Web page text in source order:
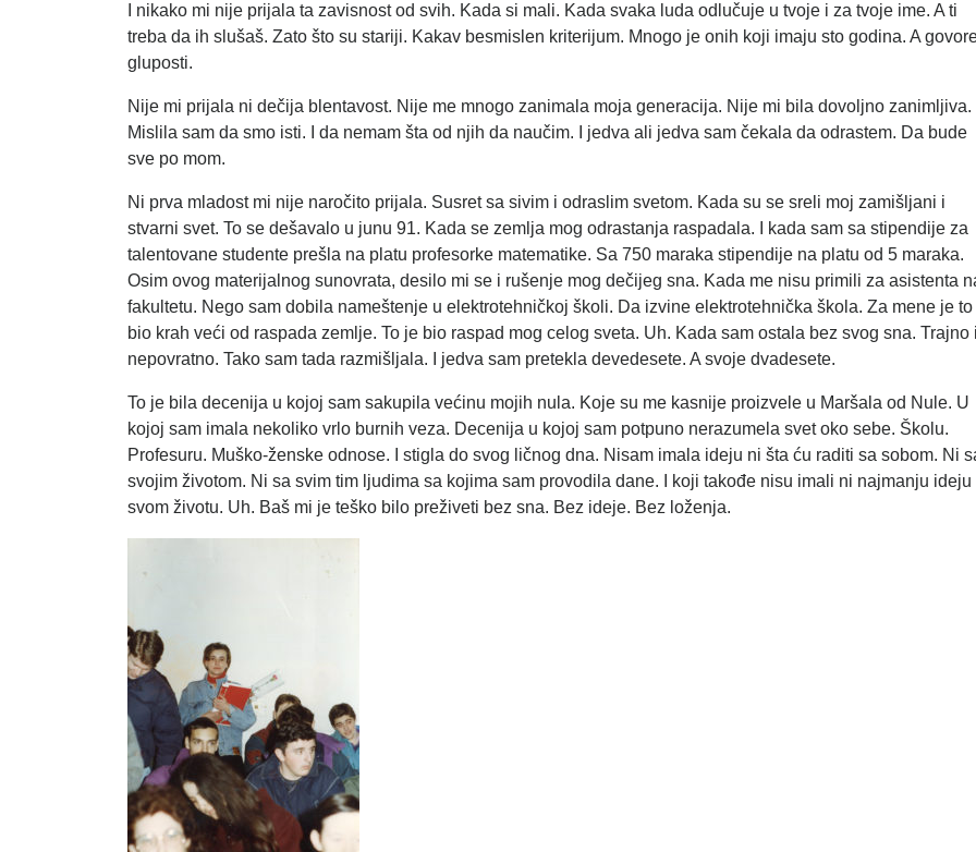
I nikako mi nije prijala ta zavisnost od svih. Kada si mali. Kada svaka luda odlučuje u tvoje i za tvoje ime. A ti
treba da ih slušaš. Zato što su stariji. Kakav besmislen kriterijum. Mnogo je onih koji imaju sto godina. A
gluposti.
Nije mi prijala ni dečija blentavost. Nije me mnogo zanimala moja generacija. Nije mi bila dovoljno zanimljiva.
Mislila sam da smo isti. I da nemam šta od njih da naučim. I jedva ali jedva sam čekala da odrastem. Da bude
sve po mom.
Ni prva mladost mi nije naročito prijala. Susret sa sivim i odraslim svetom. Kada su se sreli moj zamišljani i
stvarni svet. To se dešavalo u junu 91. Kada se zemlja mog odrastanja raspadala. I kada sam sa stipendije za
talentovane studente prešla na platu profesorke matematike. Sa 750 maraka stipendije na platu od 5 maraka.
Osim ovog materijalnog sunovrata, desilo mi se i rušenje mog dečijeg sna. Kada me nisu primili za asistenta
fakultetu. Nego sam dobila nameštenje u elektrotehničkoj školi. Da izvine elektrotehnička škola. Za mene je to
bio krah veći od raspada zemlje. To je bio raspad mog celog sveta. Uh. Kada sam ostala bez svog sna. Trajno
nepovratno. Tako sam tada razmišljala. I jedva sam pretekla devedesete. A svoje dvadesete.
To je bila decenija u kojoj sam sakupila većinu mojih nula. Koje su me kasnije proizvele u Maršala od Nule. U
kojoj sam imala nekoliko vrlo burnih veza. Decenija u kojoj sam potpuno nerazumela svet oko sebe. Školu.
Profesuru. Muško-ženske odnose. I stigla do svog ličnog dna. Nisam imala ideju ni šta ću raditi sa sobom. Ni
svojim životom. Ni sa svim tim ljudima sa kojima sam provodila dane. I koji takođe nisu imali ni najmanju ideju
svom životu. Uh. Baš mi je teško bilo preživeti bez sna. Bez ideje. Bez loženja.